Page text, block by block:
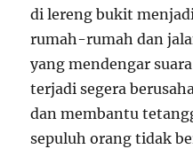
di lereng bukit
rumah-rumah dan
yang mendengar
terjadi segera
dan membantu
sepuluh orang tidak